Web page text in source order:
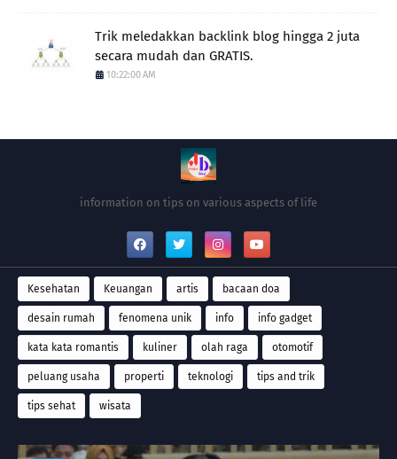
Trik meledakkan backlink blog hingga 2 juta
secara mudah dan GRATIS.
10:22:00 AM
information on tips on various aspects of life
Kesehatan Keuangan artis bacaan doa
desain rumah fenomena unik info info gadget
kata kata romantis kuliner olah raga otomotif
peluang usaha properti teknologi tips and trik
tips sehat wisata